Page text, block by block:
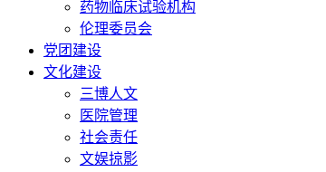
药物临床试验机构
伦理委员会
党团建设
文化建设
三博人文
医院管理
社会责任
文娱掠影